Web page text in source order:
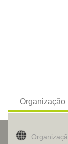
Organização